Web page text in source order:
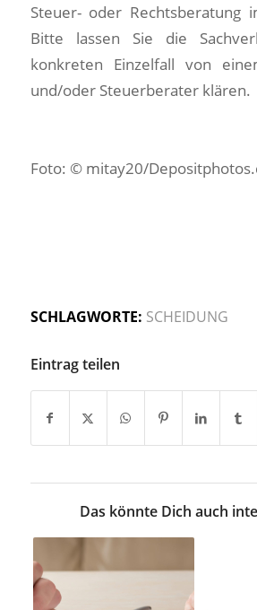
Steuer- oder Rechtsberatung
Bitte lassen Sie die
konkreten Einzelfall von
und/oder Steuerberater klären.
Foto: © mitay20/
SCHLAGWORTE: SCHEIDUNG
Eintrag teilen
Das könnte Dich auch